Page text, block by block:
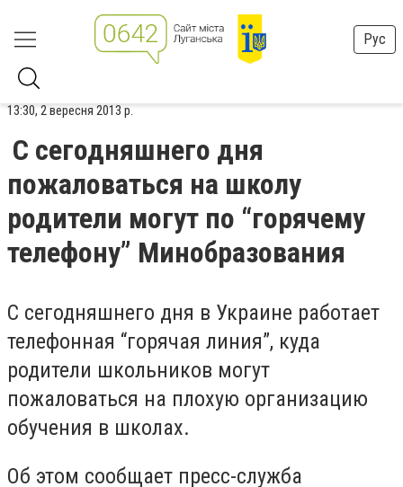
Рус
13:30, 2 вересня 2013 р.
С сегодняшнего дня
пожаловаться на школу
родители могут по “горячему
телефону” Минобразования
С сегодняшнего дня в Украине работает
телефонная “горячая линия”, куда
родители школьников могут
пожаловаться на плохую организацию
обучения в школах.
Об этом сообщает пресс-служба